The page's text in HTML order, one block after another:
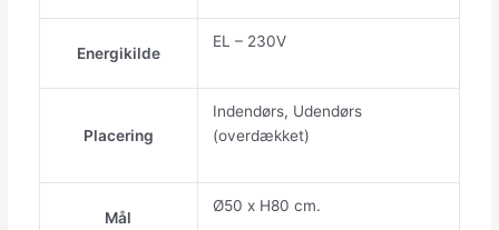
Energikilde
EL – 230V
Placering
Indendørs, Udendørs
(overdækket)
Mål
Ø50 x H80 cm.